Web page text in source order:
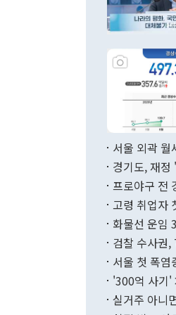
서울 외곽 월
경기도, 재정
프로야구 전
고령 취업자
화물선 운임
검찰 수사권,
서울 첫 폭염
'300억 사기'
실거주 아니